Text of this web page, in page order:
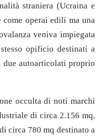
straniera (Ucraina e
operai edili ma una
veniva impiegata
opificio destinati a
due autoarticolati proprio
occulta di noti marchi
di circa 2.156 mq,
circa 780 mq destinato a